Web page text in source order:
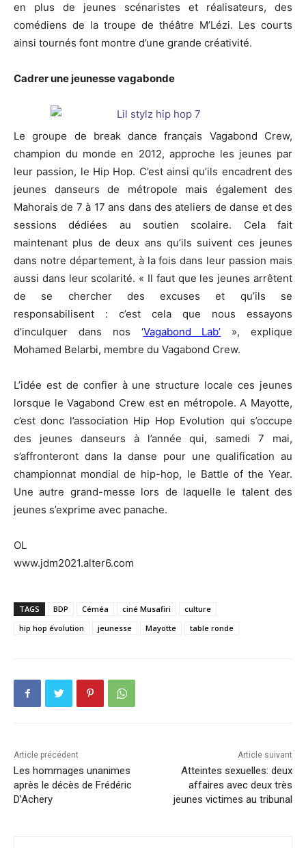
en plus de jeunes scénaristes et réalisateurs, des
comédiens de la troupe de théâtre M’Lézi. Les courts
ainsi tournés font montre d’une grande créativité.
Cadrer une jeunesse vagabonde
Le groupe de break dance français Vagabond Crew,
champion du monde en 2012, approche les jeunes par
leur passion, le Hip Hop. C’est ainsi qu’ils encadrent des
jeunes danseurs de métropole mais également des
Mahorais de 7 à 17 ans dans des ateliers de danse et des
sessions dédiées au soutien scolaire. Cela fait
maintenant plus de deux ans qu’ils suivent ces jeunes
dans notre département, à la fois dans leur passion mais
aussi dans leur scolarité. « Il faut que les jeunes arrêtent
de se chercher des excuses et qu’ils se
responsabilisent : c’est cela que nous essayons
d’inculquer dans nos ‘Vagabond Lab’ », explique
Mohamed Belarbi, membre du Vagabond Crew.
L’idée est de confier à une structure locale ces jeunes
lorsque le Vagabond Crew est en métropole. A Mayotte,
c’est donc l’association Hip Hop Evolution qui s’occupe
des jeunes danseurs à l’année qui, samedi 7 mai,
s’affronteront dans la danse pour une qualification au
championnat mondial de hip-hop, le Battle of the Year.
Une autre grand-messe lors de laquelle le talent des
jeunes s’exprime avec panache.
OL
www.jdm2021.alter6.com
TAGS BDP Céméa ciné Musafiri
culture
hip hop évolution
jeunesse Mayotte table ronde
Article précédent
Les hommages unanimes
après le décès de Frédéric
D’Achery
Article suivant
Atteintes sexuelles: deux
affaires avec deux très
jeunes victimes au tribunal